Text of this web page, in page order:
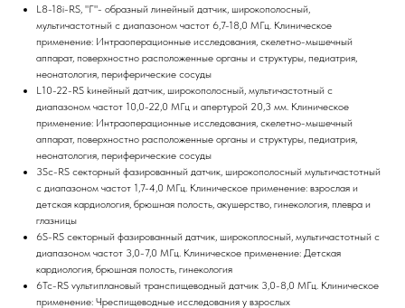
L8-18i-RS, "Г"- образный линейный датчик, широкополосный,
мультичастотный с диапазоном частот 6,7-18,0 МГц. Клиническое
применение: Интраоперационные исследования, скелетно-мышечный
аппарат, поверхностно расположенные органы и структуры, педиатрия,
неонатология, периферические сосуды
L10-22-RS kинейный датчик, широкополосный, мультичастотный с
диапазоном частот 10,0-22,0 МГц и апертурой 20,3 мм. Клиническое
применение: Интраоперационные исследования, скелетно-мышечный
аппарат, поверхностно расположенные органы и структуры, педиатрия,
неонатология, периферические сосуды
3Sc-RS секторный фазированный датчик, широкополосный мультичастотный
с диапазоном частот 1,7-4,0 МГц. Клиническое применение: взрослая и
детская кардиология, брюшная полость, акушерство, гинекология, плевра и
глазницы
6S-RS cекторный фазированный датчик, широкоплосный, мультичастотный с
диапазоном частот 3,0-7,0 МГц. Клиническое применение: Детская
кардиология, брюшная полость, гинекология
6Tc-RS vультиплановый транспищеводный датчик 3,0-8,0 МГц. Клиническое
применение: Чреспищеводные исследования у взрослых